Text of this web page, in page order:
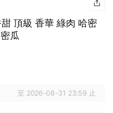
頂級 香華 綠肉 哈密
瓜
至 2026-08-31 23:59 止